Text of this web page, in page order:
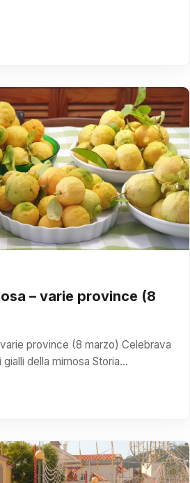
– varie province (8
province (8 marzo) Celebrava
della mimosa Storia…